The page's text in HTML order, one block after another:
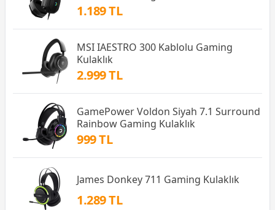
1.189 TL
MSI IAESTRO 300 Kablolu Gaming
Kulaklık
2.999 TL
GamePower Voldon Siyah 7.1 Surround
Rainbow Gaming Kulaklık
999 TL
James Donkey 711 Gaming Kulaklık
1.289 TL